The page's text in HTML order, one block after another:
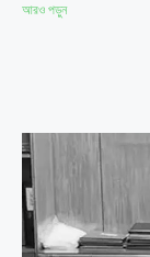
আরও পড়ুন